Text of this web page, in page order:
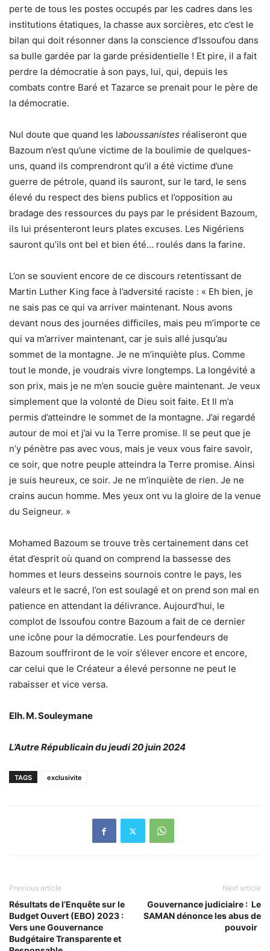
perte de tous les postes occupés par les cadres dans les
institutions étatiques, la chasse aux sorcières, etc c’est le
bilan qui doit résonner dans la conscience d’Issoufou dans
sa bulle gardée par la garde présidentielle ! Et pire, il a fait
perdre la démocratie à son pays, lui, qui, depuis les
combats contre Baré et Tazarce se prenait pour le père de
la démocratie.
Nul doute que quand les laboussanistes réaliseront que
Bazoum n’est qu’une victime de la boulimie de quelques-
uns, quand ils comprendront qu’il a été victime d’une
guerre de pétrole, quand ils sauront, sur le tard, le sens
élevé du respect des biens publics et l’opposition au
bradage des ressources du pays par le président Bazoum,
ils lui présenteront leurs plates excuses. Les Nigériens
sauront qu’ils ont bel et bien été… roulés dans la farine.
L’on se souvient encore de ce discours retentissant de
Martin Luther King face à l’adversité raciste : « Eh bien, je
ne sais pas ce qui va arriver maintenant. Nous avons
devant nous des journées difficiles, mais peu m’importe ce
qui va m’arriver maintenant, car je suis allé jusqu’au
sommet de la montagne. Je ne m’inquiète plus. Comme
tout le monde, je voudrais vivre longtemps. La longévité a
son prix, mais je ne m’en soucie guère maintenant. Je veux
simplement que la volonté de Dieu soit faite. Et Il m’a
permis d’atteindre le sommet de la montagne. J’ai regardé
autour de moi et j’ai vu la Terre promise. Il se peut que je
n’y pénètre pas avec vous, mais je veux vous faire savoir,
ce soir, que notre peuple atteindra la Terre promise. Ainsi
je suis heureux, ce soir. Je ne m’inquiète de rien. Je ne
crains aucun homme. Mes yeux ont vu la gloire de la venue
du Seigneur. »
Mohamed Bazoum se trouve très certainement dans cet
état d’esprit où quand on comprend la bassesse des
hommes et leurs desseins sournois contre le pays, les
valeurs et le sacré, l’on est soulagé et on prend son mal en
patience en attendant la délivrance. Aujourd’hui, le
complot de Issoufou contre Bazoum a fait de ce dernier
une icône pour la démocratie. Les pourfendeurs de
Bazoum souffriront de le voir s’élever encore et encore,
car celui que le Créateur a élevé personne ne peut le
rabaisser et vice versa.
Elh. M. Souleymane
L’Autre Républicain du jeudi 20 juin 2024
TAGS exclusivite
Previous article
Résultats de l’Enquête sur le
Budget Ouvert (EBO) 2023 :
Vers une Gouvernance
Budgétaire Transparente et
Next article
Gouvernance judiciaire : Le
SAMAN dénonce les abus de
pouvoir